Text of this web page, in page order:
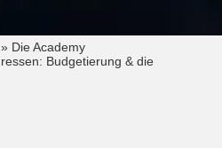
» Die Academy
Budgetierung & die